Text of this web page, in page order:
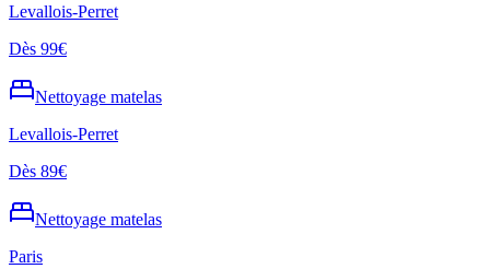
Levallois-Perret
Dès 99€
Nettoyage matelas
Levallois-Perret
Dès 89€
Nettoyage matelas
Paris